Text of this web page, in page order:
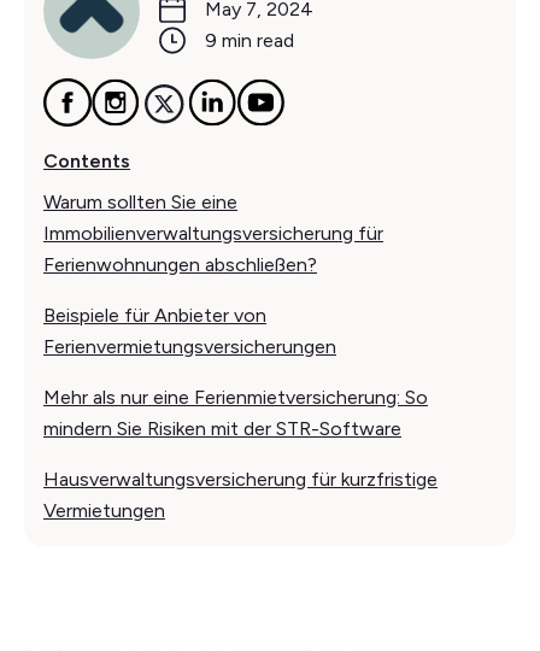
May 7, 2024
9 min read
Contents
Warum sollten Sie eine
Immobilienverwaltungsversicherung für
Ferienwohnungen abschließen?
Beispiele für Anbieter von
Ferienvermietungsversicherungen
Mehr als nur eine Ferienmietversicherung: So
mindern Sie Risiken mit der STR-Software
Hausverwaltungsversicherung für kurzfristige
Vermietungen